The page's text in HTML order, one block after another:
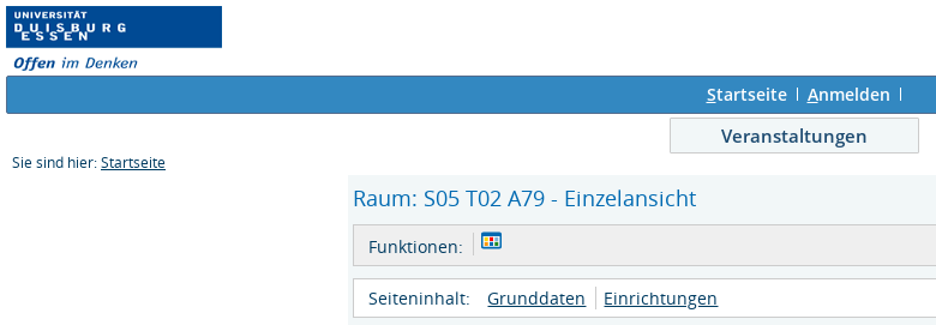
Startseite Anmelden
Veranstaltungen
Sie sind hier: Startseite
Raum: S05 T02 A79 - Einzelansicht
Funktionen:
Seiteninhalt: Grunddaten Einrichtungen